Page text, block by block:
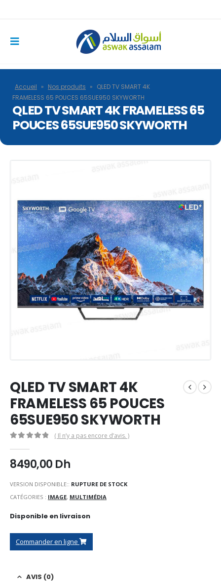
Accueil » Nos produits » QLED TV SMART 4K
FRAMELESS 65 POUCES 65SUE950 SKYWORTH
QLED TV SMART 4K FRAMELESS 65
POUCES 65SUE950 SKYWORTH
QLED TV SMART 4K
FRAMELESS 65 POUCES
65SUE950 SKYWORTH
( Il n’y a pas encore d’avis. )
8490,00 Dh
VERSION DISPONIBLE:: RUPTURE DE STOCK
CATÉGORIES : IMAGE, MULTIMÉDIA
Disponible en livraison
Commander en ligne
AVIS (0)